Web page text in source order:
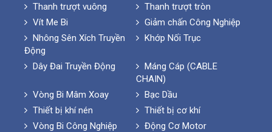
Thanh trượt vuông
Thanh trượt tròn
Vít Me Bi
Giảm chấn Công Nghiệp
Nhông Sên Xích Truyền
Động
Khớp Nối Trục
Dây Đai Truyền Động
Máng Cáp (CABLE
CHAIN)
Vòng Bi Mâm Xoay
Bạc Dầu
Thiết bị khí nén
Thiết bị cơ khí
Vòng Bi Công Nghiệp
Động Cơ Motor